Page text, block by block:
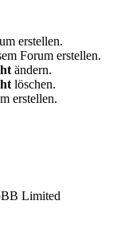
erstellen.
Forum erstellen.
ändern.
löschen.
erstellen.
Limited